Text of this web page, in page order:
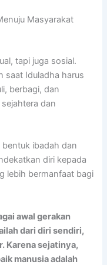
Masyarakat
tapi juga sosial.
saat Iduladha harus
berbagi, dan
dan
ibadah dan
diri kepada
lebih bermanfaat bagi
awal gerakan
dari diri sendiri,
Karena sejatinya,
manusia adalah